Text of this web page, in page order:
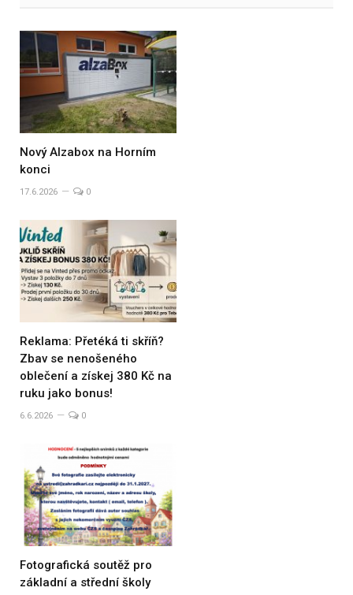
Nový Alzabox na Horním
konci
17.6.2026 0
Reklama: Přetéká ti skříň?
Zbav se nenošeného
oblečení a získej 380 Kč na
ruku jako bonus!
6.6.2026 0
Fotografická soutěž pro
základní a střední školy